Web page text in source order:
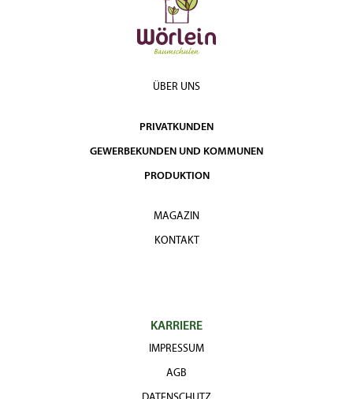
ÜBER UNS
PRIVATKUNDEN
GEWERBEKUNDEN UND KOMMUNEN
PRODUKTION
MAGAZIN
KONTAKT
KARRIERE
IMPRESSUM
AGB